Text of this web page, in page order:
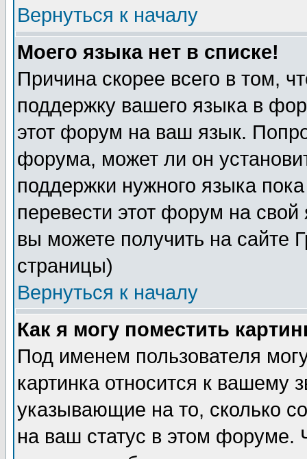
Вернуться к началу
Моего языка нет в списке!
Причина скорее всего в том,
поддержку вашего языка в
этот форум на ваш язык.
форума, может ли он
поддержки нужного языка
перевести этот форум на
вы можете получить на сайте
страницы)
Вернуться к началу
Как я могу поместить
Под именем пользователя
картинка относится к вашему
указывающие на то, сколько
на ваш статус в этом форуме.